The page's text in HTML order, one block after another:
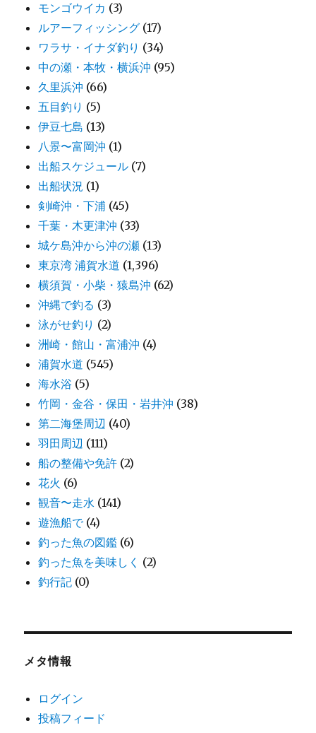
モンゴウイカ (3)
ルアーフィッシング (17)
ワラサ・イナダ釣り (34)
中の瀬・本牧・横浜沖 (95)
久里浜沖 (66)
五目釣り (5)
伊豆七島 (13)
八景〜富岡沖 (1)
出船スケジュール (7)
出船状況 (1)
剣崎沖・下浦 (45)
千葉・木更津沖 (33)
城ケ島沖から沖の瀬 (13)
東京湾 浦賀水道 (1,396)
横須賀・小柴・猿島沖 (62)
沖縄で釣る (3)
泳がせ釣り (2)
洲崎・館山・富浦沖 (4)
浦賀水道 (545)
海水浴 (5)
竹岡・金谷・保田・岩井沖 (38)
第二海堡周辺 (40)
羽田周辺 (111)
船の整備や免許 (2)
花火 (6)
観音〜走水 (141)
遊漁船で(4)
釣った魚の図鑑 (6)
釣った魚を美味しく (2)
釣行記 (0)
メタ情報
ログイン
投稿フィード